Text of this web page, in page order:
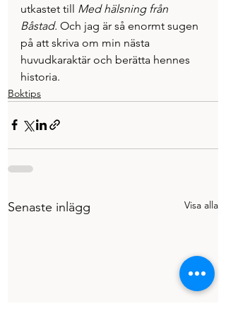
utkastet till Med hälsning från
Båstad. Och jag är så enormt sugen
på att skriva om min nästa
huvudkaraktär och berätta hennes
historia.
Boktips
Senaste inlägg Visa alla